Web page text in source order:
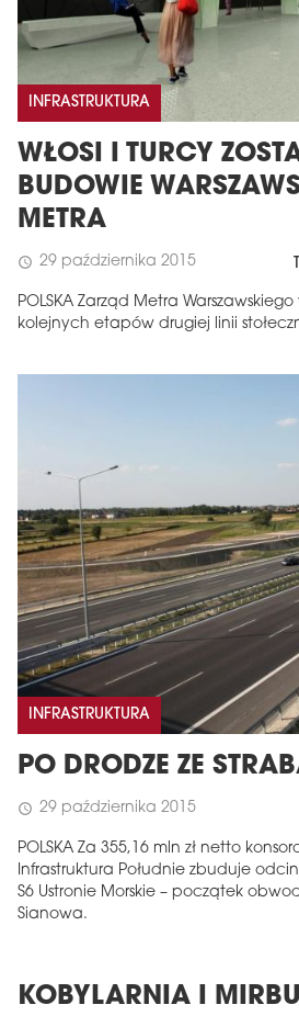
INFRASTRUKTURA
WŁOSI I TURCY
BUDOWIE
METRA
schedule 29 października 2015
POLSKA Zarząd Metra
kolejnych etapów drugiej linii
INFRASTRUKTURA
PO DRODZE ZE
schedule 29 października 2015
POLSKA Za 355,16 mln zł netto
Infrastruktura Południe zbuduje
S6 Ustronie Morskie – początek
Sianowa.
KOBYLARNIA I